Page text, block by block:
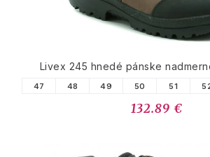
Livex 245 hnedé pánske
47 48 49 50 51
132.89 €